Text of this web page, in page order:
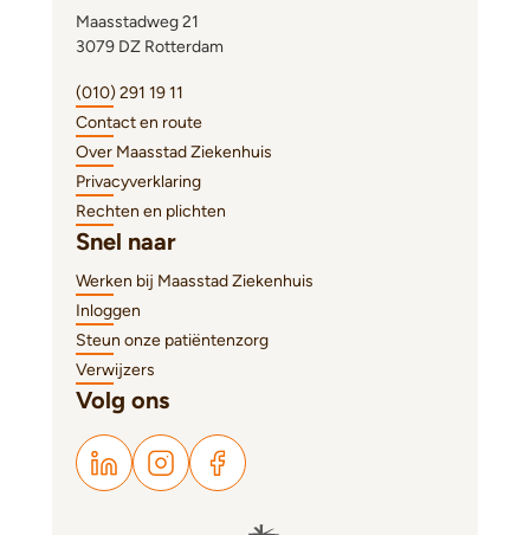
Maasstadweg 21
3079 DZ Rotterdam
(010) 291 19 11
Contact en route
Over Maasstad Ziekenhuis
Privacyverklaring
Rechten en plichten
Snel naar
Werken bij Maasstad Ziekenhuis
Inloggen
Steun onze patiëntenzorg
Verwijzers
Volg ons